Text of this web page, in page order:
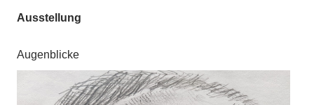
Ausstellung
Augenblicke